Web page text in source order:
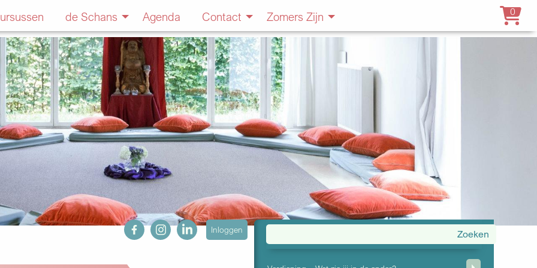
de Schans Agenda Contact Zomers Zijn 0
fb ig in
User
Inloggen